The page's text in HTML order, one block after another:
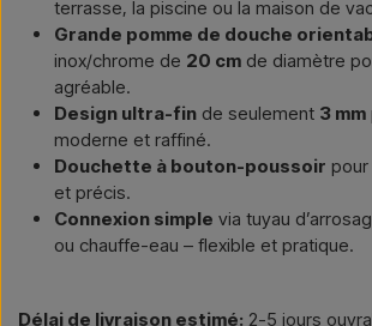
terrasse, la piscine ou la maison de
Grande pomme de douche
inox/chrome de 20 cm de diamètre
agréable.
Design ultra-fin de seulement 3 mm
moderne et raffiné.
Douchette à bouton-poussoir
et précis.
Connexion simple via tuyau
ou chauffe-eau – flexible et pratique.
Délai de livraison estimé: 2-5 jours